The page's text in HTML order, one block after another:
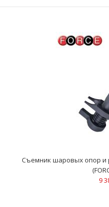
снятия рулевых
Съемник шаровых опор и
9